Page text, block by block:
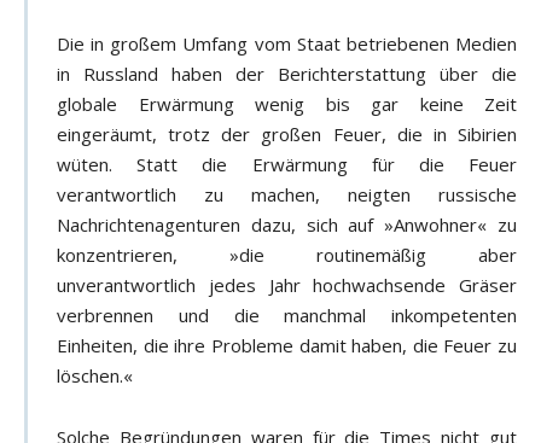
Die in großem Umfang vom Staat betriebenen Medien
in Russland haben der Berichterstattung über die
globale Erwärmung wenig bis gar keine Zeit
eingeräumt, trotz der großen Feuer, die in Sibirien
wüten. Statt die Erwärmung für die Feuer
verantwortlich zu machen, neigten russische
Nachrichtenagenturen dazu, sich auf »Anwohner« zu
konzentrieren, »die routinemäßig aber
unverantwortlich jedes Jahr hochwachsende Gräser
verbrennen und die manchmal inkompetenten
Einheiten, die ihre Probleme damit haben, die Feuer zu
löschen.«
Solche Begründungen waren für die Times nicht gut